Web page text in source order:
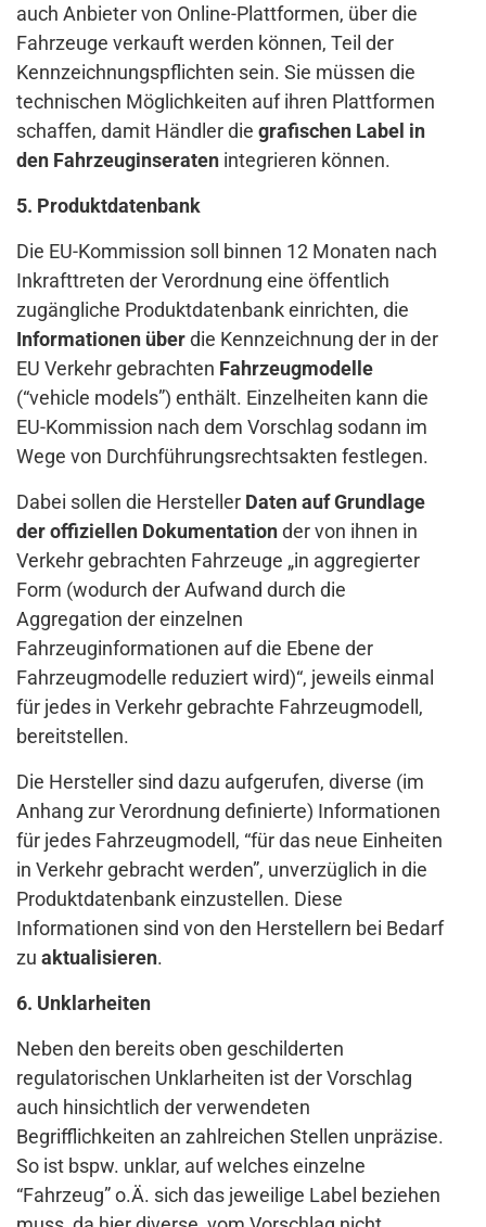
auch Anbieter von Online-Plattformen, über die
Fahrzeuge verkauft werden können, Teil der
Kennzeichnungspflichten sein. Sie müssen die
technischen Möglichkeiten auf ihren Plattformen
schaffen, damit Händler die grafischen Label in
den Fahrzeuginseraten integrieren können.
5. Produktdatenbank
Die EU-Kommission soll binnen 12 Monaten nach
Inkrafttreten der Verordnung eine öffentlich
zugängliche Produktdatenbank einrichten, die
Informationen überdie Kennzeichnung der in der
EU Verkehr gebrachten Fahrzeugmodelle
(“vehicle models”) enthält. Einzelheiten kann die
EU-Kommission nach dem Vorschlag sodann im
Wege von Durchführungsrechtsakten festlegen.
Dabei sollen die Hersteller Daten auf Grundlage
der offiziellen Dokumentationder von ihnen in
Verkehr gebrachten Fahrzeuge „in aggregierter
Form (wodurch der Aufwand durch die
Aggregation der einzelnen
Fahrzeuginformationen auf die Ebene der
Fahrzeugmodelle reduziert wird)“, jeweils einmal
für jedes in Verkehr gebrachte Fahrzeugmodell,
bereitstellen.
Die Hersteller sind dazu aufgerufen, diverse (im
Anhang zur Verordnung definierte) Informationen
für jedes Fahrzeugmodell, “für das neue Einheiten
in Verkehr gebracht werden”, unverzüglich in die
Produktdatenbank einzustellen. Diese
Informationen sind von den Herstellern bei Bedarf
zu aktualisieren.
6. Unklarheiten
Neben den bereits oben geschilderten
regulatorischen Unklarheiten ist der Vorschlag
auch hinsichtlich der verwendeten
Begrifflichkeiten an zahlreichen Stellen unpräzise.
So ist bspw. unklar, auf welches einzelne
“Fahrzeug” o.Ä. sich das jeweilige Label beziehen